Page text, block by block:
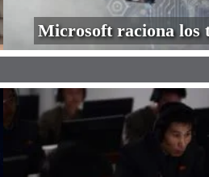
Microsoft raciona los